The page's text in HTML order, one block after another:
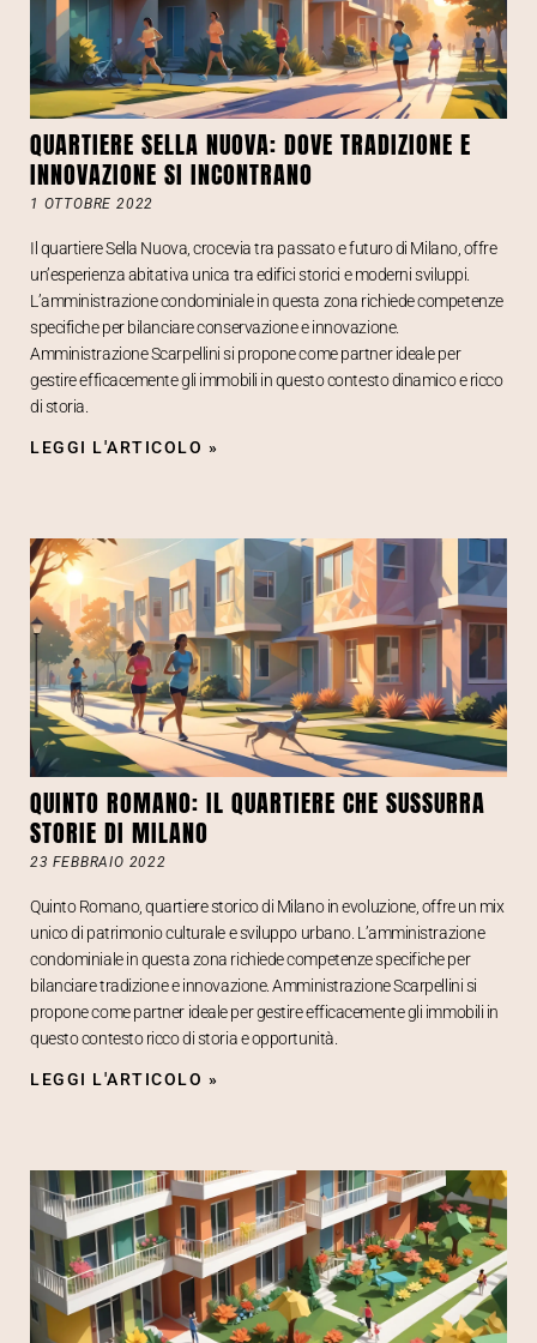
QUARTIERE SELLA NUOVA: DOVE TRADIZIONE E
INNOVAZIONE SI INCONTRANO
1 OTTOBRE 2022
Il quartiere Sella Nuova, crocevia tra passato e futuro di Milano, offre
un’esperienza abitativa unica tra edifici storici e moderni sviluppi.
L’amministrazione condominiale in questa zona richiede competenze
specifiche per bilanciare conservazione e innovazione.
Amministrazione Scarpellini si propone come partner ideale per
gestire efficacemente gli immobili in questo contesto dinamico e ricco
di storia.
LEGGI L'ARTICOLO »
QUINTO ROMANO: IL QUARTIERE CHE SUSSURRA
STORIE DI MILANO
23 FEBBRAIO 2022
Quinto Romano, quartiere storico di Milano in evoluzione, offre un mix
unico di patrimonio culturale e sviluppo urbano. L’amministrazione
condominiale in questa zona richiede competenze specifiche per
bilanciare tradizione e innovazione. Amministrazione Scarpellini si
propone come partner ideale per gestire efficacemente gli immobili in
questo contesto ricco di storia e opportunità.
LEGGI L'ARTICOLO »